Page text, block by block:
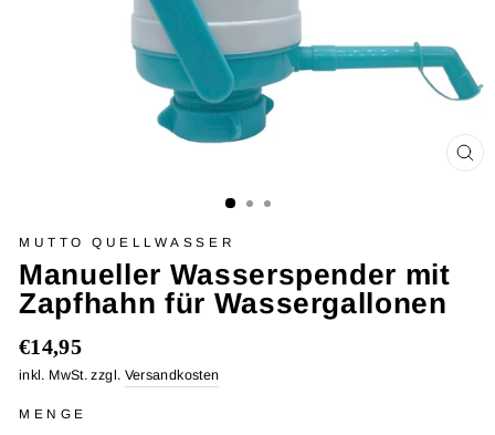
MUTTO QUELLWASSER
Manueller Wasserspender mit
Zapfhahn für Wassergallonen
Normaler
€14,95
inkl. MwSt. zzgl. Versandkosten
MENGE